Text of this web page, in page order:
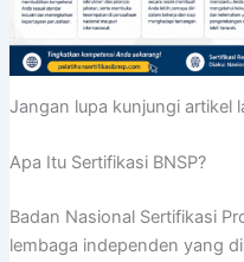
Jangan lupa kunjungi artikel
Apa Itu Sertifikasi BNSP?
Badan Nasional Sertifikasi
lembaga independen yang